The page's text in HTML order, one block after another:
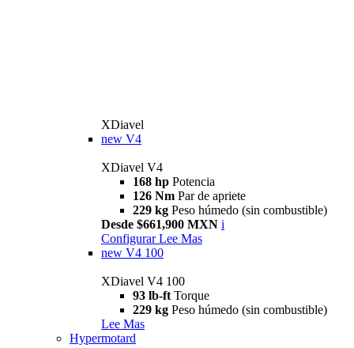
XDiavel
new V4
XDiavel V4
168 hp Potencia
126 Nm Par de apriete
229 kg Peso húmedo (sin combustible)
Desde $661,900 MXN i
Configurar Lee Mas
new V4 100
XDiavel V4 100
93 lb-ft Torque
229 kg Peso húmedo (sin combustible)
Lee Mas
Hypermotard